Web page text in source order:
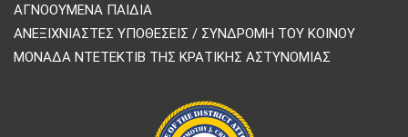
ΑΓΝΟΟΎΜΕΝΑ ΠΑΙΔΙΆ
ΑΝΕΞΙΧΝΊΑΣΤΕΣ ΥΠΟΘΈΣΕΙΣ / ΣΥΝΔΡΟΜΉ ΤΟΥ ΚΟΙΝΟΎ
ΜΟΝΆΔΑ ΝΤΕΤΈΚΤΙΒ ΤΗΣ ΚΡΑΤΙΚΉΣ ΑΣΤΥΝΟΜΊΑΣ